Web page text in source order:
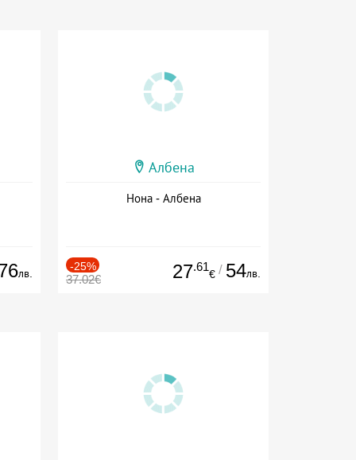
лв.
Албена
Нона - Албена
-25%
37.02€ 27.61
€ / 54лв.